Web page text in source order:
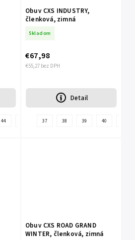
44 46 47
+
ďalšie
Obuv CXS INDUSTRY,
členková, zimná
Skladom
€55,27 bez DPH
€67,98
Detail
37 38 39 40
Obuv CXS ROAD GRAND
WINTER, členková, zimná